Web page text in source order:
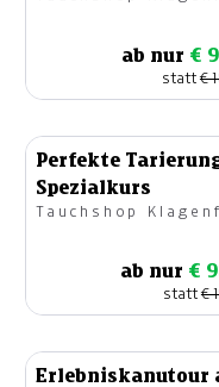
ab nur €
statt€
Perfekte
Spezialkurs
Tauchshop
ab nur €
statt€
Erlebniskanutour